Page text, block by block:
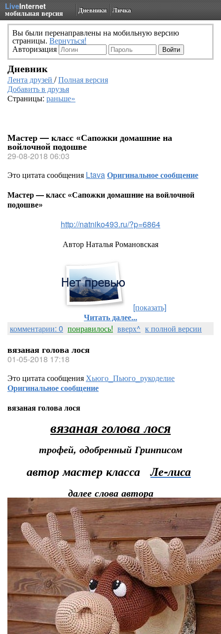
LiveInternet
мобильная версия Дневники Личка
Вы были перенаправлены на мобильную версию
страницы. Вернуться!
Авторизация
Дневник
Лента друзей /Полная версия
Добавить в друзья
Страницы: раньше»
Мастер — класс «Сапожки домашние на
войлочной подошве
29-08-2018 06:03
Это цитата сообщения LtavaОригинальное сообщение
Мастер — класс «Сапожки домашние на войлочной
подошве»
http://natniko493.ru/?p=6864
Автор Наталья Романовская
[показать]
Читать далее...
комментарии: 0 понравилось! вверх^ к полной версии
вязаная голова лося
01-05-2018 17:18
Это цитата сообщенияХьюго_Пьюго_рукоделие
Оригинальное сообщение
вязаная голова лося
вязаная голова лося
трофей, одобренный Гринписом
автор мастер классаЛе-лиса
далее слова автора